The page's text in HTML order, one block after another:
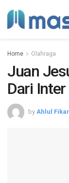
Home Olahraga
Juan
Dari
by Ahlul Fikar